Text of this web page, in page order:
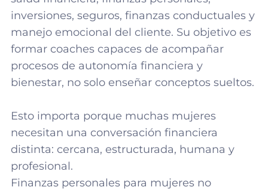
inversiones, seguros, finanzas conductuales y
manejo emocional del cliente. Su objetivo es
formar coaches capaces de acompañar
procesos de autonomía financiera y
bienestar, no solo enseñar conceptos sueltos.
Esto importa porque muchas mujeres
necesitan una conversación financiera
distinta: cercana, estructurada, humana y
profesional.
Finanzas personales para mujeres no